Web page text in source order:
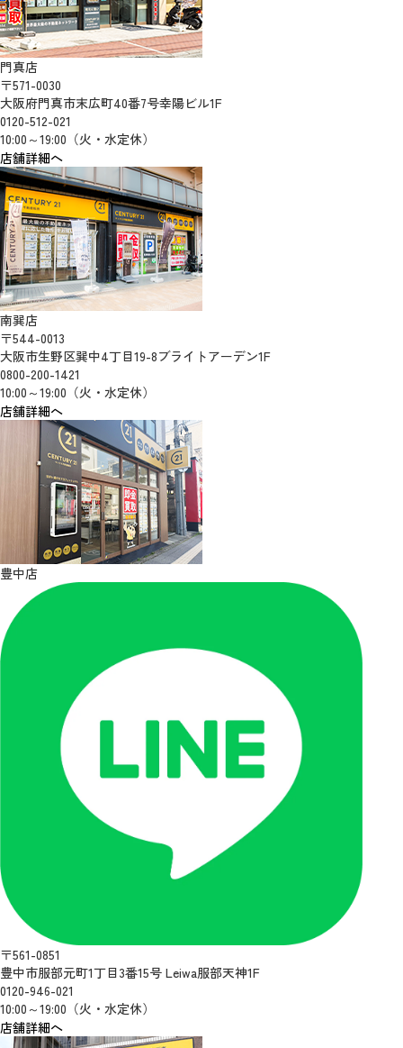
門真店
〒571-0030
大阪府門真市末広町40番7号幸陽ビル1F
0120-512-021
10:00～19:00（火・水定休）
店舗詳細へ
南巽店
〒544-0013
大阪市生野区巽中4丁目19-8ブライトアーデン1F
0800-200-1421
10:00～19:00（火・水定休）
店舗詳細へ
豊中店
〒561-0851
豊中市服部元町1丁目3番15号 Leiwa服部天神1F
0120-946-021
10:00～19:00（火・水定休）
店舗詳細へ